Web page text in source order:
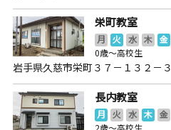
栄町教室
月 火 水 木 金
0歳～高校生
岩手県久慈市栄町３７－１３２－３
長内教室
月 火 水 木 金
2歳～高校生